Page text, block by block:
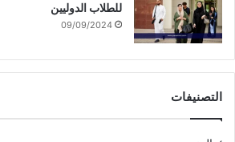
للطلاب الدوليين
09/09/2024
التصنيفات